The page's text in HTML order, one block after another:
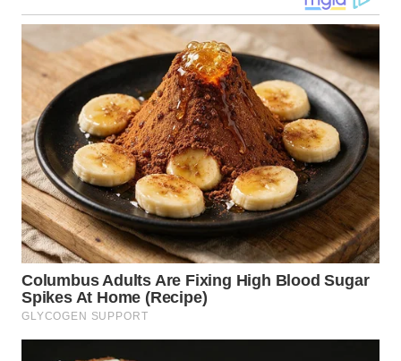
TAPANULI
SELATAN
TANJUNG
LESUNG
WN
KARO
WN
SIMALUNGUN
LABUHANBATU